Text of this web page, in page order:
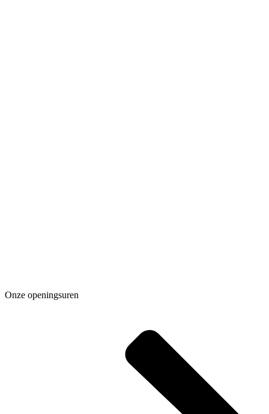
Onze openingsuren